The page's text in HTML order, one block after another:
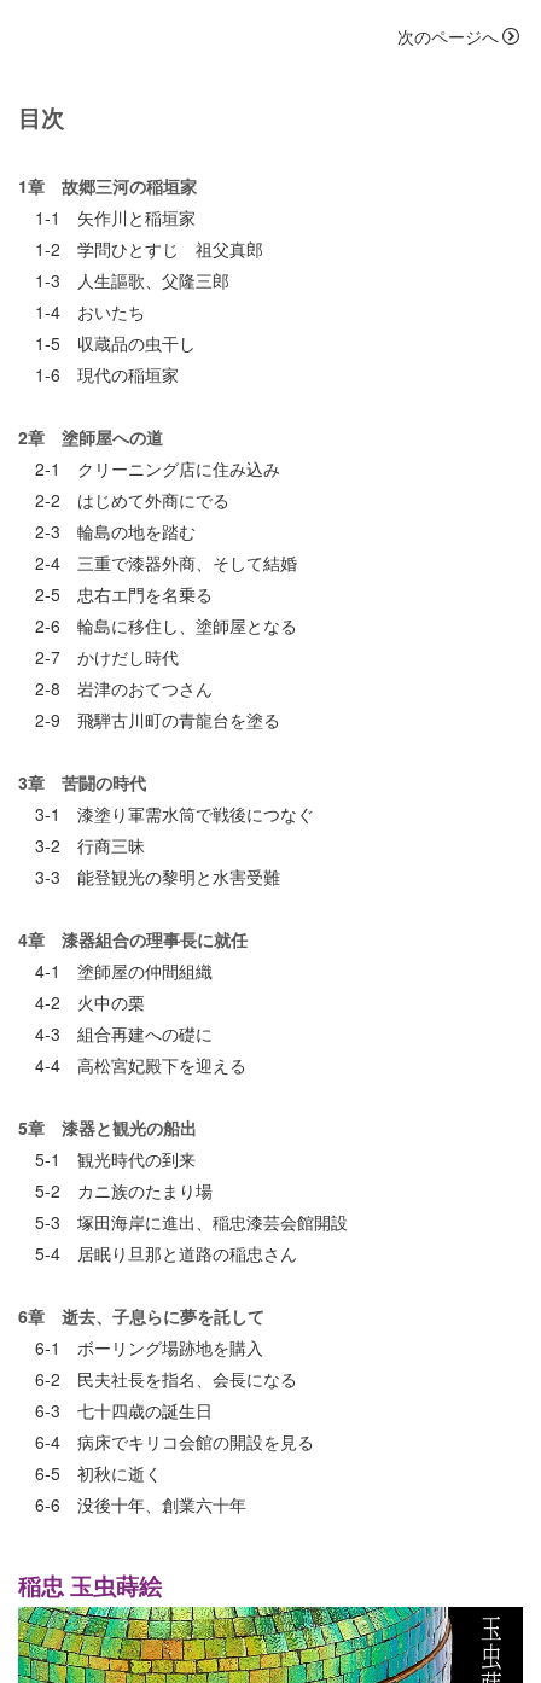
次のページへ
目次
1章 故郷三河の稲垣家
1-1 矢作川と稲垣家
1-2 学問ひとすじ 祖父真郎
1-3 人生謳歌、父隆三郎
1-4 おいたち
1-5 収蔵品の虫干し
1-6 現代の稲垣家
2章 塗師屋への道
2-1 クリーニング店に住み込み
2-2 はじめて外商にでる
2-3 輪島の地を踏む
2-4 三重で漆器外商、そして結婚
2-5 忠右エ門を名乗る
2-6 輪島に移住し、塗師屋となる
2-7 かけだし時代
2-8 岩津のおてつさん
2-9 飛騨古川町の青龍台を塗る
3章 苦闘の時代
3-1 漆塗り軍需水筒で戦後につなぐ
3-2 行商三昧
3-3 能登観光の黎明と水害受難
4章 漆器組合の理事長に就任
4-1 塗師屋の仲間組織
4-2 火中の栗
4-3 組合再建への礎に
4-4 高松宮妃殿下を迎える
5章 漆器と観光の船出
5-1 観光時代の到来
5-2 カニ族のたまり場
5-3 塚田海岸に進出、稲忠漆芸会館開設
5-4 居眠り旦那と道路の稲忠さん
6章 逝去、子息らに夢を託して
6-1 ボーリング場跡地を購入
6-2 民夫社長を指名、会長になる
6-3 七十四歳の誕生日
6-4 病床でキリコ会館の開設を見る
6-5 初秋に逝く
6-6 没後十年、創業六十年
稲忠 玉虫蒔絵